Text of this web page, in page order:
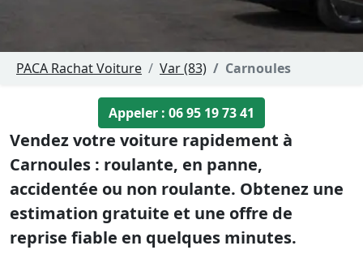
PACA Rachat Voiture Var (83) Carnoules
Appeler : 06 95 19 73 41
Vendez votre voiture rapidement à
Carnoules : roulante, en panne,
accidentée ou non roulante. Obtenez une
estimation gratuite et une offre de
reprise fiable en quelques minutes.